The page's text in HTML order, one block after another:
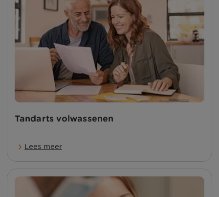
Tandarts volwassenen
Lees meer